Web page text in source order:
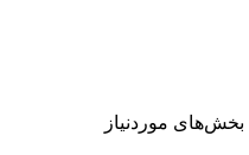
بخش‌های موردنیاز